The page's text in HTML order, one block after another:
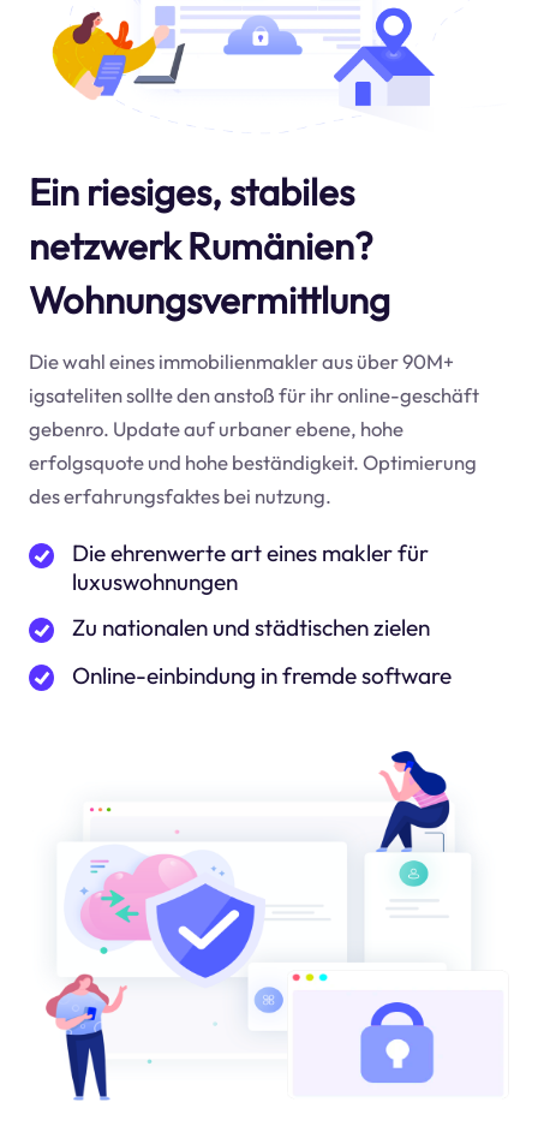
Ein riesiges, stabiles
netzwerk Rumänien?
Wohnungsvermittlung
Die wahl eines immobilienmakler aus über 90M+
igsateliten sollte den anstoß für ihr online-geschäft
gebenro. Update auf urbaner ebene, hohe
erfolgsquote und hohe beständigkeit. Optimierung
des erfahrungsfaktes bei nutzung.
Die ehrenwerte art eines makler für
luxuswohnungen
Zu nationalen und städtischen zielen
Online-einbindung in fremde software